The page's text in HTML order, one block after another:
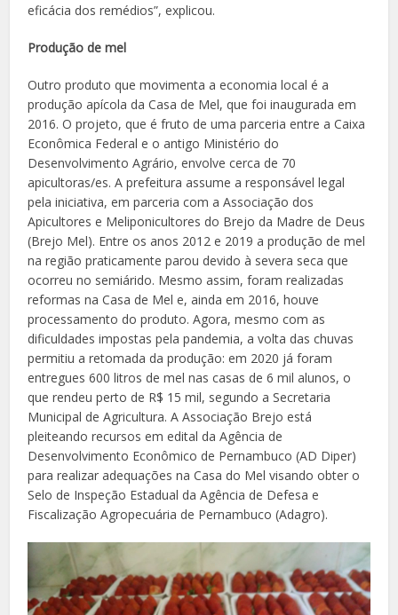
eficácia dos remédios”, explicou.
Produção de mel
Outro produto que movimenta a economia local é a
produção apícola da Casa de Mel, que foi inaugurada em
2016. O projeto, que é fruto de uma parceria entre a Caixa
Econômica Federal e o antigo Ministério do
Desenvolvimento Agrário, envolve cerca de 70
apicultoras/es. A prefeitura assume a responsável legal
pela iniciativa, em parceria com a Associação dos
Apicultores e Meliponicultores do Brejo da Madre de Deus
(Brejo Mel). Entre os anos 2012 e 2019 a produção de mel
na região praticamente parou devido à severa seca que
ocorreu no semiárido. Mesmo assim, foram realizadas
reformas na Casa de Mel e, ainda em 2016, houve
processamento do produto. Agora, mesmo com as
dificuldades impostas pela pandemia, a volta das chuvas
permitiu a retomada da produção: em 2020 já foram
entregues 600 litros de mel nas casas de 6 mil alunos, o
que rendeu perto de R$ 15 mil, segundo a Secretaria
Municipal de Agricultura. A Associação Brejo está
pleiteando recursos em edital da Agência de
Desenvolvimento Econômico de Pernambuco (AD Diper)
para realizar adequações na Casa do Mel visando obter o
Selo de Inspeção Estadual da Agência de Defesa e
Fiscalização Agropecuária de Pernambuco (Adagro).